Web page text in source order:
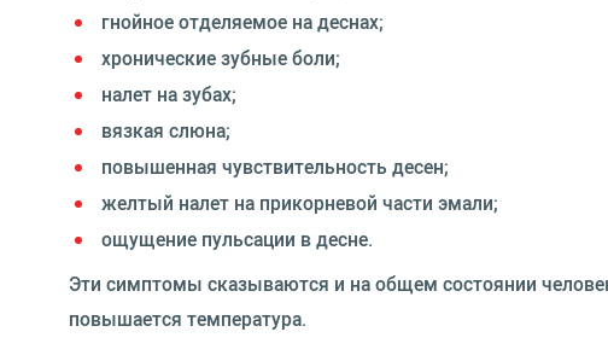
гнойное отделяемое на деснах;
хронические зубные боли;
налет на зубах;
вязкая слюна;
повышенная чувствительность десен;
желтый налет на прикорневой части эмали;
ощущение пульсации в десне.
Эти симптомы сказываются и на общем состоянии
повышается температура.